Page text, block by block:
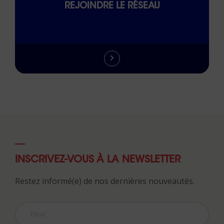
REJOINDRE LE RÉSEAU
INSCRIVEZ-VOUS À LA NEWSLETTER
Restez informé(e) de nos dernières nouveautés.